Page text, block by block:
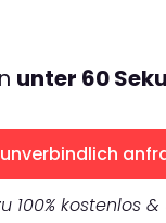
unter 60
100% kostenlos